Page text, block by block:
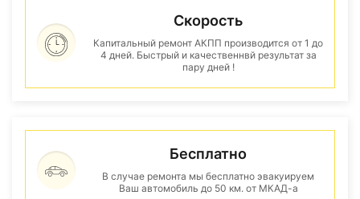
Скорость
Капитальный ремонт АКПП производится от 1 до
4 дней. Быстрый и качественнвй результат за
пару дней !
Бесплатно
В случае ремонта мы бесплатно эвакуируем
Ваш автомобиль до 50 км. от МКАД-а